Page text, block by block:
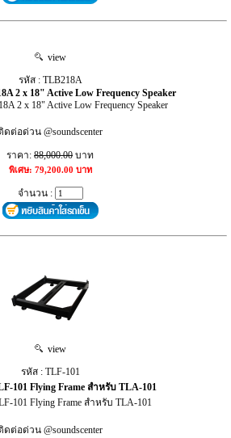
view
รหัส : TLB218A
2 x 18" Active Low Frequency Speaker
2 x 18" Active Low Frequency Speaker
ดต่อด่วน @soundscenter
ราคา: 88,000.00 บาท
พิเศษ: 79,200.00 บาท
จำนวน :
view
รหัส : TLF-101
101 Flying Frame สำหรับ TLA-101
101 Flying Frame สำหรับ TLA-101
ดต่อด่วน @soundscenter